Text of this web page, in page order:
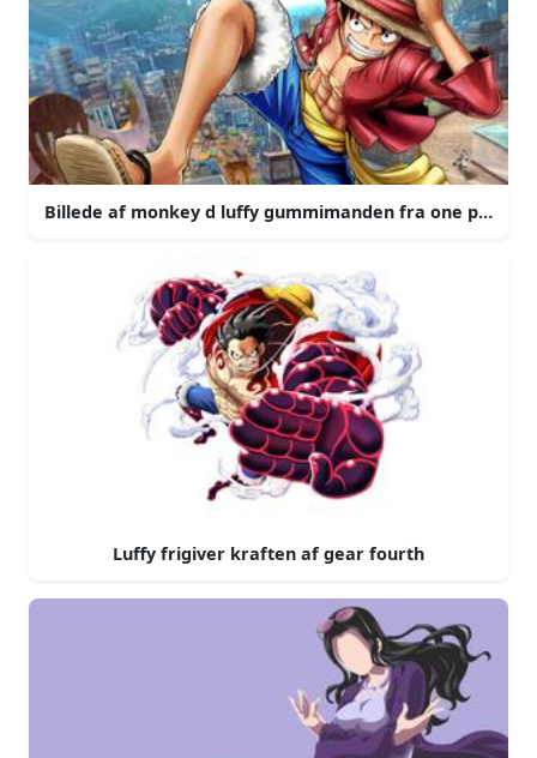
Billede af monkey d luffy gummimanden fra one piece
Luffy frigiver kraften af gear fourth